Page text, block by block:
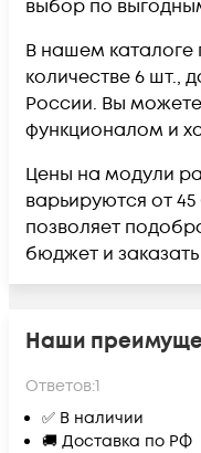
выбор по
В нашем каталоге
количестве 6 шт.,
России. Вы
функционалом и
Цены на модули
варьируются от 45
позволяет
бюджет и
Наши
Ответов:1
✅ В наличии
🚚 Доставка по РФ